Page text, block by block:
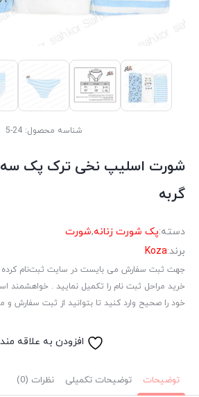
شناسه محصول:24-5
شورت اسلیپ نخی ترک پک سه
گربه
دسته:پک شورت زنانه,شورت
برند:Koza
جهت ثبت سفارش می بایست در سایت ثبت‌نام کرده
خرید مراحل ثبت نام را تکمیل نمایید . خواهشمند
خود را صحیح وارد کنید تا بتوانید از ثبت سفارش و
افزودن به علاقه
توضیحات توضیحات تکمیلی نظرات (0)